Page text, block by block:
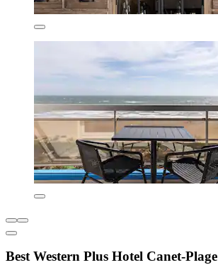
Best Western Plus Hotel Canet-Plage